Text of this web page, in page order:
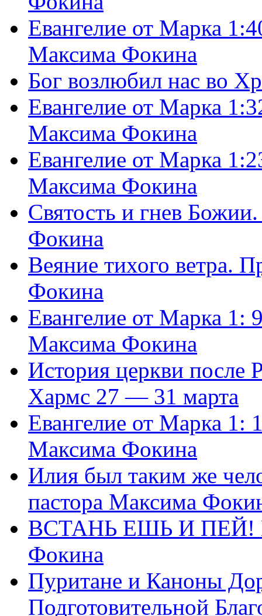
Евангелие от Марка
Максима Фокина
Бог возлюбил нас во
Евангелие от Марка
Максима Фокина
Евангелие от Марка
Максима Фокина
Святость и гнев
Фокина
Веяние тихого ветра.
Фокина
Евангелие от Марка 1:
Максима Фокина
История церкви
Хармс 27 — 31 марта
Евангелие от Марка 1:
Максима Фокина
Илия был таким же
пастора Максима
ВСТАНЬ ЕШЬ И ПЕЙ!
Фокина
Пуритане и Каноны
Подготовительной